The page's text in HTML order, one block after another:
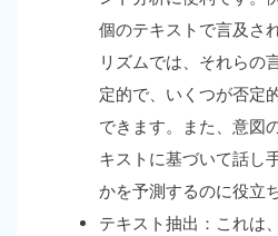
個のテキストで言及さ
リズムでは、それらの
定的で、いくつが否定
できます。また、意図
キストに基づいて話し
かを予測するのに役立
テキスト抽出：これは